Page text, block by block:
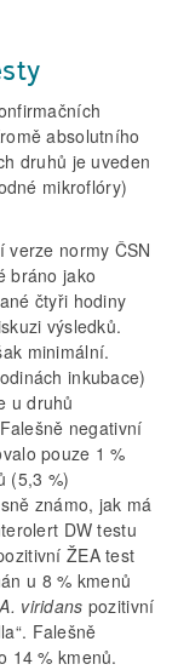
absolutního
druhů je uveden
mikroflóry)
verze normy ČSN
bráno jako
čtyři hodiny
výsledků.
minimální.
inkubace)
u druhů
negativní
pouze 1 %
(5,3 %)
známo, jak má
DW testu
ŽEA test
u 8 % kmenů
A. viridans pozitivní
Falešně
14 % kmenů.